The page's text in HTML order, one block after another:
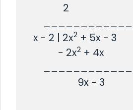
               2
   x - 2 | 2x
2 + 5x - 3
             - 2x
2 + 4x
                     9x - 3